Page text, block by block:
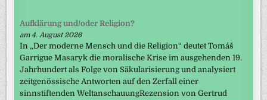
Aufklärung und/oder Religion?
am 4. August 2026
In „Der moderne Mensch und die Religion“ deutet Tomáš
Garrigue Masaryk die moralische Krise im ausgehenden 19.
Jahrhundert als Folge von Säkularisierung und analysiert
zeitgenössische Antworten auf den Zerfall einer
sinnstiftenden WeltanschauungRezension von Gertrud